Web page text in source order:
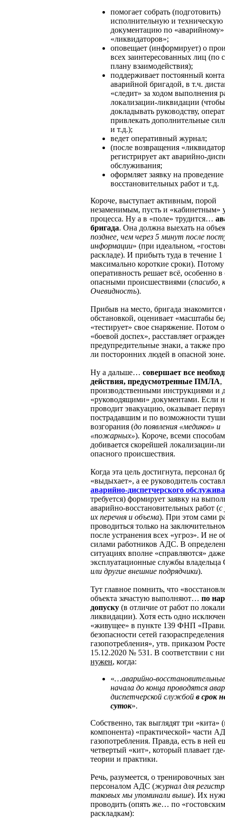
помогает собрать (подготовить)
исполнительную и техническую
документацию по «аварийному»
«ликвидаторов»;
оповещает (информирует) о
всех заинтересованных лиц (по
плану взаимодействия);
поддерживает постоянный
аварийной бригадой, в т.ч.
«следит» за ходом выполнения
локализации-ликвидации (чтобы
докладывать руководству,
привлекать дополнительные
и т.д.);
ведет оперативный журнал;
(после возвращения
регистрирует акт аварийно-
обслуживания;
оформляет заявку на
восстановительных работ и т.д.
Короче, выступает активным, порой
незаменимым, пусть и «кабинетным»
процесса. Ну а в «поле» трудится…
бригада. Она должна выехать на
позднее, чем через 5 минут после
информации» (при идеальном,
раскладе). И прибыть туда в течение 1
максимально короткие сроки). Потому
оперативность решает всё, особенно в
опасными происшествиями (спасибо,
Очевидность).
Прибыв на место, бригада знакомится
обстановкой, оценивает «масштабы
«тестирует» свое снаряжение. Потом
«боевой доспех», расставляет
предупредительные знаки, а также
ли посторонних людей в опасной зоне.
Ну а дальше… совершает все
действия, предусмотренные ПМЛА,
производственными инструкциями и
«руководящими» документами. Если
проводит эвакуацию, оказывает
пострадавшим и по возможности
возгорания (до появления «медиков» и
«пожарных»). Короче, всеми
добивается скорейшей локализации-
опасного происшествия.
Когда эта цель достигнута, персонал
«выдыхает», а ее руководитель
аварийно-диспетчерского
требуется) формирует заявку на
аварийно-восстановительных работ (с
их перечня и объема). При этом сами
проводиться только на
после устранения всех «угроз». И не
силами работников АДС. В
ситуациях вполне «справляются» даже
эксплуатационные службы
или другие внешние подрядчики).
Тут главное помнить, что
объекта зачастую выполняют… по
допуску (в отличие от работ по
ликвидации). Хотя есть одно
«живущее» в пункте 139 ФНП
безопасности сетей
газопотребления», утв. приказом
15.12.2020 № 531. В соответствии с
нужен, когда:
«…аварийно-
начала до конца проводятся
диспетчерской службой в срок
суток».
Собственно, так выглядят три «кита»
компонента) «практической» части
газопотребления. Правда, есть в ней
четвертый «кит», который плавает
теории и практики.
Речь, разумеется, о тренировочных
персоналом АДС (журнал для
таковых мы упоминали выше). Их
проводить (опять же… по
раскладкам):